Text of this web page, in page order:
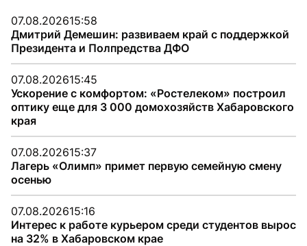
07.08.202615:58
Дмитрий Демешин: развиваем край с поддержкой
Президента и Полпредства ДФО
07.08.202615:45
Ускорение с комфортом: «Ростелеком» построил
оптику еще для 3 000 домохозяйств Хабаровского
края
07.08.202615:37
Лагерь «Олимп» примет первую семейную смену
осенью
07.08.202615:16
Интерес к работе курьером среди студентов вырос
на 32% в Хабаровском крае